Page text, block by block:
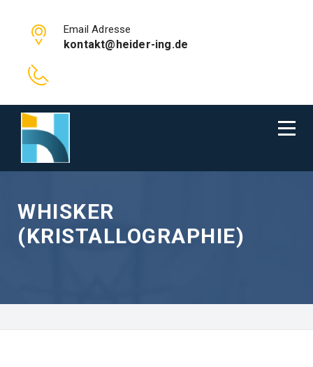
Email Adresse
kontakt@heider-ing.de
WHISKER
(KRISTALLOGRAPHIE)